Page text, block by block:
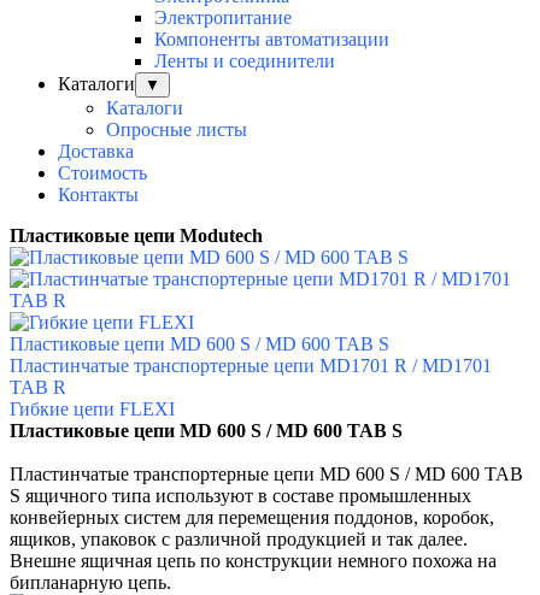
Электропитание
Компоненты автоматизации
Ленты и соединители
Каталоги
▼
Каталоги
Опросные листы
Доставка
Стоимость
Контакты
Пластиковые цепи Modutech
Пластиковые цепи MD 600 S / MD 600 TAB S
Пластинчатые транспортерные цепи MD1701 R / MD1701
TAB R
Гибкие цепи FLEXI
Пластиковые цепи MD 600 S / MD 600 TAB S
Пластинчатые транспортерные цепи MD 600 S / MD 600 TAB
S ящичного типа используют в составе промышленных
конвейерных систем для перемещения поддонов, коробок,
ящиков, упаковок с различной продукцией и так далее.
Внешне ящичная цепь по конструкции немного похожа на
бипланарную цепь.